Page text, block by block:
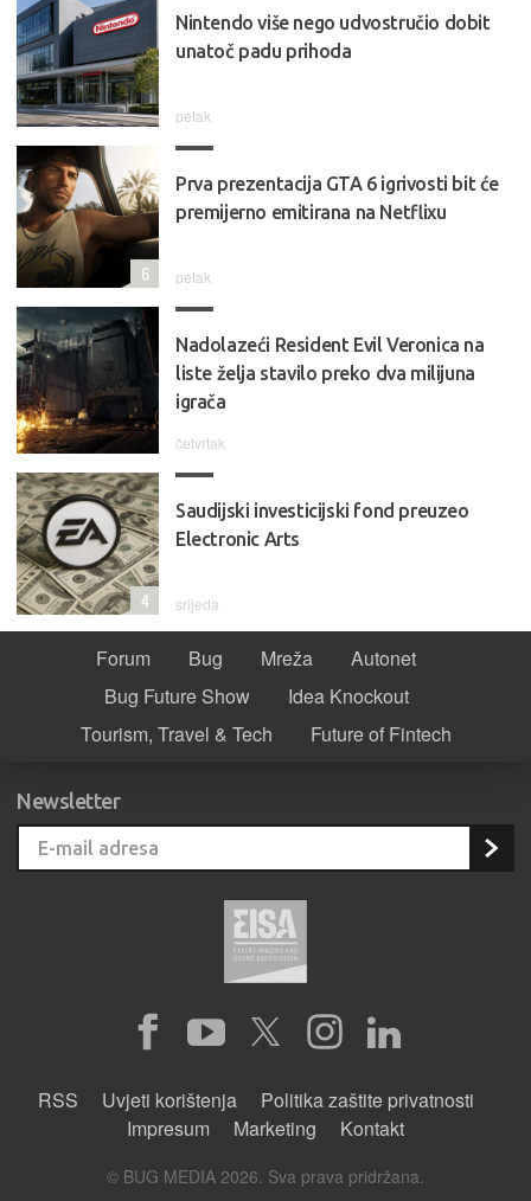
Nintendo više nego udvostručio dobit
unatoč padu prihoda
petak
Prva prezentacija GTA 6 igrivosti bit će
premijerno emitirana na Netflixu
petak
6
Nadolazeći Resident Evil Veronica na
liste želja stavilo preko dva milijuna
igrača
četvrtak
Saudijski investicijski fond preuzeo
Electronic Arts
srijeda
4
Forum Bug Mreža
Autonet
Bug Future Show
Idea Knockout
Tourism, Travel & Tech
Future of Fintech
Newsletter
RSS Uvjeti korištenja
Politika zaštite privatnosti
Impresum
Marketing Kontakt
© BUG MEDIA 2026. Sva prava pridržana.